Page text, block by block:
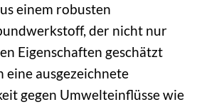
einem robusten
der nicht nur
Eigenschaften geschätzt
eine ausgezeichnete
gegen Umwelteinflüsse wie